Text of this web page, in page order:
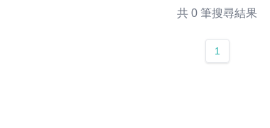
共 0 筆搜尋結果
1